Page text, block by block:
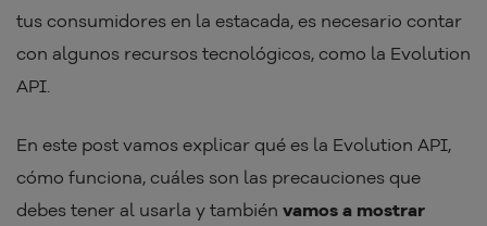
tus consumidores en la estacada, es necesario contar
con algunos recursos tecnológicos, como la Evolution
API.
En este post vamos explicar qué es la Evolution API,
cómo funciona, cuáles son las precauciones que
debes tener al usarla y también vamos a mostrar